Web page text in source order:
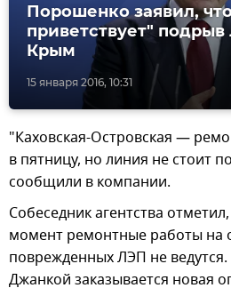
15 января 2016, 10:31
Порошенко заявил,
приветствует"
Крым
"Каховская-Островская —
в пятницу, но линия не стоит
сообщили в компании.
Собеседник агентства
момент ремонтные работы на
поврежденных ЛЭП не
Джанкой заказывается новая